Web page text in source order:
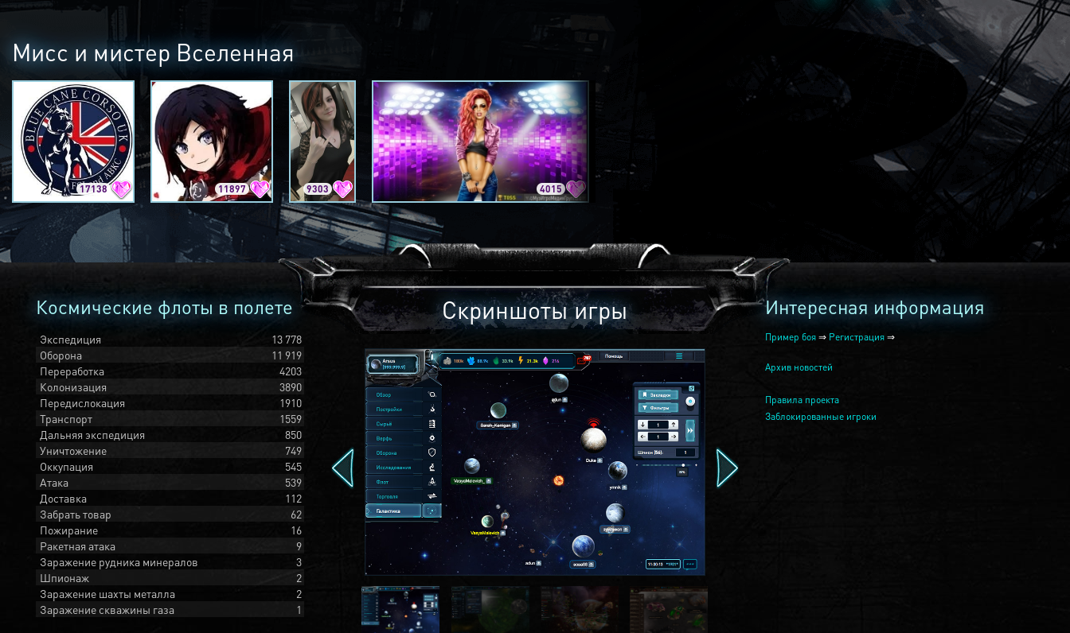
Мисс и мистер Вселенная
17138 11897 9303 4015 2240
Космические флоты в полете
Экспедиция
13 778
Оборона
11 919
Переработка
4203
Колонизация
3890
Передислокация
1910
Транспорт
1559
Дальняя экспедиция
850
Уничтожение
749
Оккупация
545
Атака
539
Доставка
112
Забрать товар
62
Пожирание
16
Ракетная атака
9
Заражение рудника минералов
3
Шпионаж
2
Заражение шахты металла
2
Заражение скважины газа
1
Скриншоты игры Интересная информация
Пример боя ⇒ Регистрация ⇒
Архив новостей
Правила проекта
Заблокированные игроки